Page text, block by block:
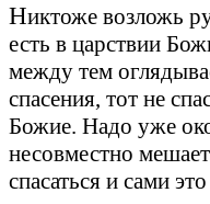
Никтоже возложь
есть в царствии
между тем
спасения, тот не
Божие. Надо уже
несовместно
спасаться и сами